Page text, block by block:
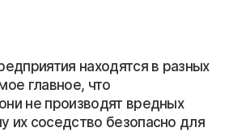
находятся в разных
главное, что
не производят вредных
их соседство безопасно для